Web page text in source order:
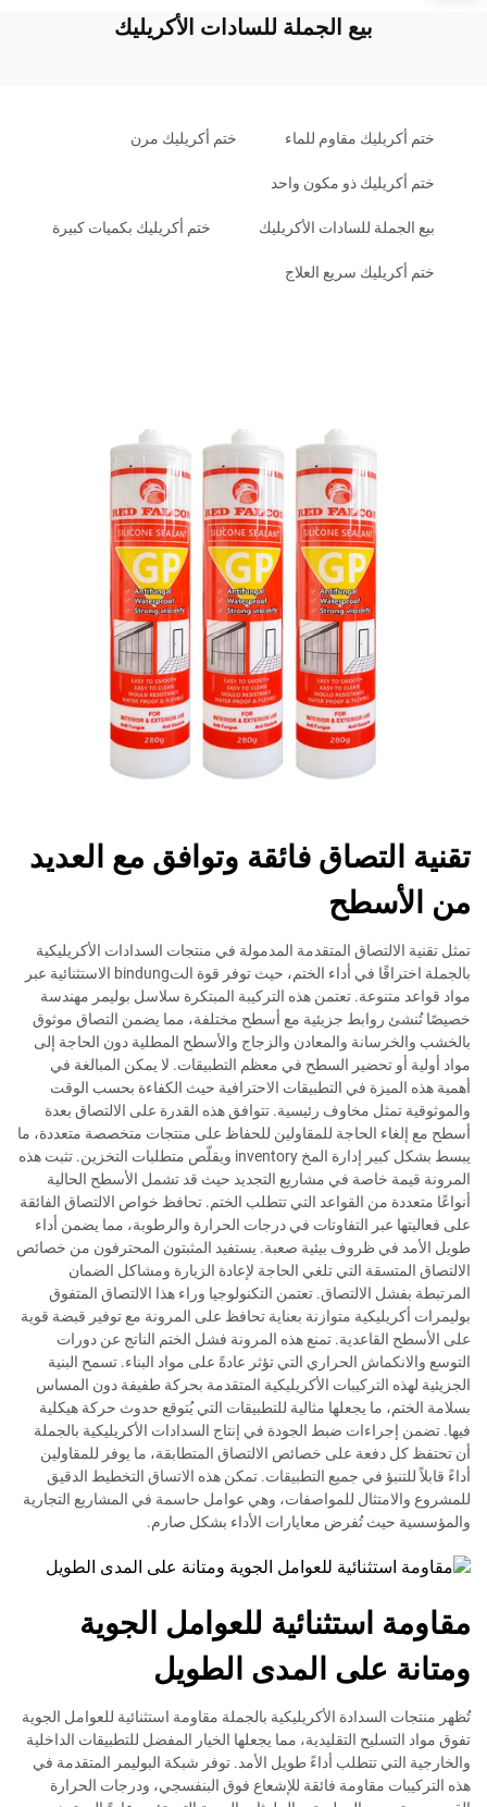
بيع الجملة للسادات الأكريليك
ختم أكريليك مقاوم للماء ختم أكريليك مرن
ختم أكريليك ذو مكون واحد
بيع الجملة للسادات الأكريليك ختم أكريليك بكميات كبيرة
ختم أكريليك سريع العلاج
تقنية التصاق فائقة وتوافق مع العديد
من الأسطح
تمثل تقنية الالتصاق المتقدمة المدمولة في منتجات السدادات الأكريليكية
بالجملة اختراقًا في أداء الختم، حيث توفر قوة التbindung الاستثنائية عبر
مواد قواعد متنوعة. تعتمن هذه التركيبة المبتكرة سلاسل بوليمر مهندسة
خصيصًا تُنشئ روابط جزيئية مع أسطح مختلفة، مما يضمن التصاق موثوق
بالخشب والخرسانة والمعادن والزجاج والأسطح المطلية دون الحاجة إلى
مواد أولية أو تحضير السطح في معظم التطبيقات. لا يمكن المبالغة في
أهمية هذه الميزة في التطبيقات الاحترافية حيث الكفاءة بحسب الوقت
والموثوقية تمثل مخاوف رئيسية. تتوافق هذه القدرة على الالتصاق بعدة
أسطح مع إلغاء الحاجة للمقاولين للحفاظ على منتجات متخصصة متعددة، ما
يبسط بشكل كبير إدارة المخ inventory ويقلّص متطلبات التخزين. تثبت هذه
المرونة قيمة خاصة في مشاريع التجديد حيث قد تشمل الأسطح الحالية
أنواعًا متعددة من القواعد التي تتطلب الختم. تحافظ خواص الالتصاق الفائقة
على فعاليتها عبر التفاوتات في درجات الحرارة والرطوبة، مما يضمن أداء
طويل الأمد في ظروف بيئية صعبة. يستفيد المثبتون المحترفون من خصائص
الالتصاق المتسقة التي تلغي الحاجة لإعادة الزيارة ومشاكل الضمان
المرتبطة بفشل الالتصاق. تعتمن التكنولوجيا وراء هذا الالتصاق المتفوق
بوليمرات أكريليكية متوازنة بعناية تحافظ على المرونة مع توفير قبضة قوية
على الأسطح القاعدية. تمنع هذه المرونة فشل الختم الناتج عن دورات
التوسع والانكماش الحراري التي تؤثر عادةً على مواد البناء. تسمح البنية
الجزيئية لهذه التركيبات الأكريليكية المتقدمة بحركة طفيفة دون المساس
بسلامة الختم، ما يجعلها مثالية للتطبيقات التي يُتوقع حدوث حركة هيكلية
فيها. تضمن إجراءات ضبط الجودة في إنتاج السدادات الأكريليكية بالجملة
أن تحتفظ كل دفعة على خصائص الالتصاق المتطابقة، ما يوفر للمقاولين
أداءً قابلاً للتنبؤ في جميع التطبيقات. تمكن هذه الاتساق التخطيط الدقيق
للمشروع والامتثال للمواصفات، وهي عوامل حاسمة في المشاريع التجارية
والمؤسسية حيث تُفرض معايارات الأداء بشكل صارم.
مقاومة استثنائية للعوامل الجوية
ومتانة على المدى الطويل
تُظهر منتجات السدادة الأكريليكية بالجملة مقاومة استثنائية للعوامل الجوية
تفوق مواد التسليح التقليدية، مما يجعلها الخيار المفضل للتطبيقات الداخلية
والخارجية التي تتطلب أداءً طويل الأمد. توفر شبكة البوليمر المتقدمة في
هذه التركيبات مقاومة فائقة للإشعاع فوق البنفسجي، ودرجات الحرارة